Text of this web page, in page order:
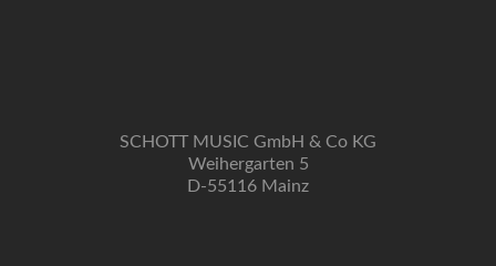
SCHOTT MUSIC GmbH & Co KG
Weihergarten 5
D-55116 Mainz